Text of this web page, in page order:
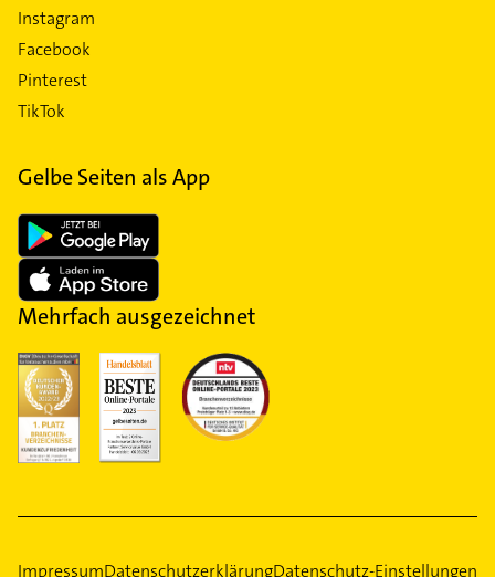
Instagram
Facebook
Pinterest
TikTok
Gelbe Seiten als App
Mehrfach ausgezeichnet
ImpressumDatenschutzerklärungDatenschutz-Einstellungen